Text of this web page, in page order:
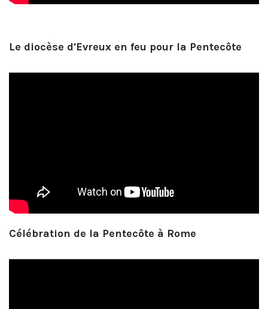
Le diocèse d'Evreux en feu pour la Pentecôte
Célébration de la Pentecôte à Rome